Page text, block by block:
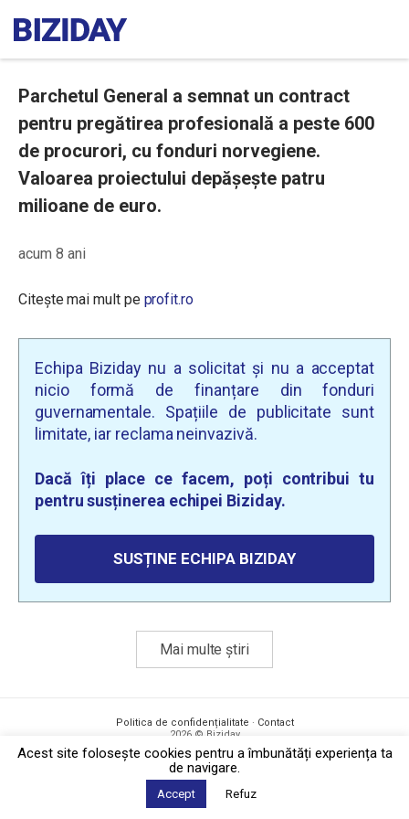
Parchetul General a semnat un contract
pentru pregătirea profesională a peste 600
de procurori, cu fonduri norvegiene.
Valoarea proiectului depășește patru
milioane de euro.
acum 8 ani
Citește mai mult pe profit.ro
Echipa Biziday nu a solicitat și nu a acceptat
nicio formă de finanțare din fonduri
guvernamentale. Spațiile de publicitate sunt
limitate, iar reclama neinvazivă.
Dacă îți place ce facem, poți contribui tu
pentru susținerea echipei Biziday.
SUSȚINE ECHIPA BIZIDAY
Mai multe știri
Politica de confidențialitate · Contact
2026 © Biziday
Acest site foloseşte cookies pentru a îmbunătăți experiența ta
de navigare.
Accept Refuz